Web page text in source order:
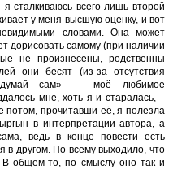
сталкиваюсь всего лишь второй
у меня высшую оценку, и вот
словами. Она может
дорисовать самому (при наличии
не произнесены, родственны
они бесят (из-за отсутствия
сам» — моё любимое
мне, хоть я и старалась, –
потом, прочитавши её, я полезла
в интерпретации автора, а
ведь в конце повести есть
в другом. По всему выходило, что
В общем-то, по смыслу оно так и